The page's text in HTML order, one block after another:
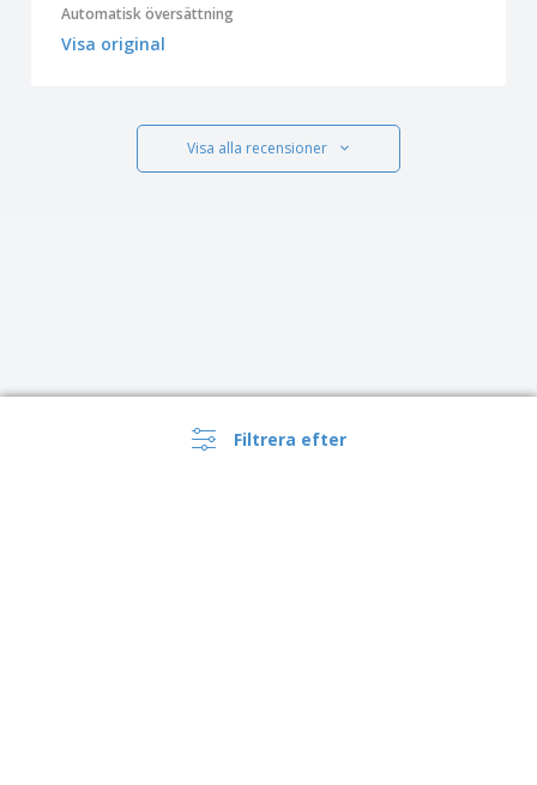
Filtrera efter
Automatisk översättning
Visa original
Visa alla recensioner